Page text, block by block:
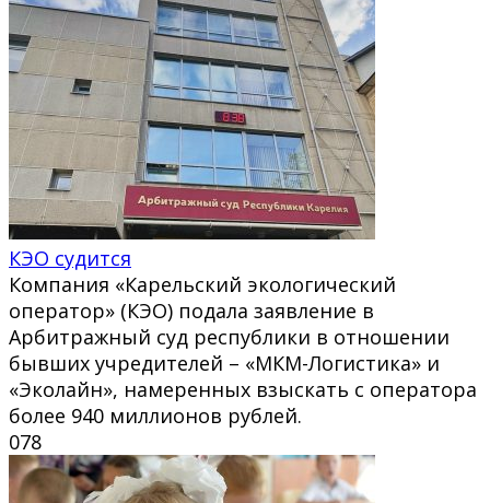
КЭО судится
Компания «Карельский экологический
оператор» (КЭО) подала заявление в
Арбитражный суд республики в отношении
бывших учредителей – «МКМ-Логистика» и
«Эколайн», намеренных взыскать с оператора
более 940 миллионов рублей.
078